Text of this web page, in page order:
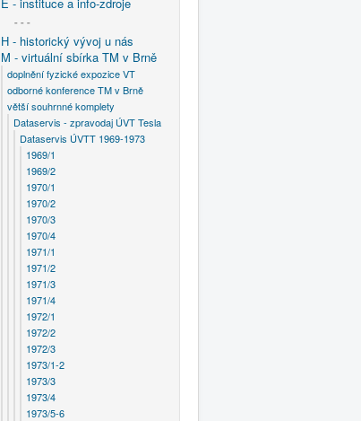
- - -
H - historický vývoj u nás
M - virtuální sbírka TM v Brně
doplnění fyzické expozice VT
odborné konference TM v Brně
větší souhrnné komplety
Dataservis - zpravodaj ÚVT Tesla
Dataservis ÚVTT 1969-1973
1969/1
1969/2
1970/1
1970/2
1970/3
1970/4
1971/1
1971/2
1971/3
1971/4
1972/1
1972/2
1972/3
1973/1-2
1973/3
1973/4
1973/5-6